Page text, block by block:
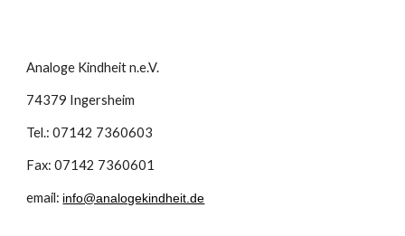
Analoge Kindheit n.e.V.
74379 Ingersheim
Tel.: 07142 7360603
Fax: 07142 7360601
email: info@analogekindheit.de